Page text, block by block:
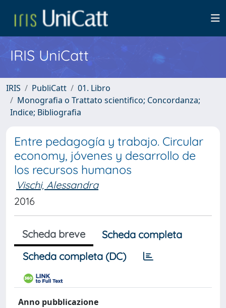
IRIS UniCatt
IRIS PubliCatt
01. Libro
Monografia o Trattato scientifico; Concordanza;
Indice; Bibliografia
Entre pedagogía y trabajo. Circular
economy, jóvenes y desarrollo de
los recursos humanos
Vischi, Alessandra
2016
Scheda breve
Scheda completa
Scheda completa (DC)
Anno pubblicazione